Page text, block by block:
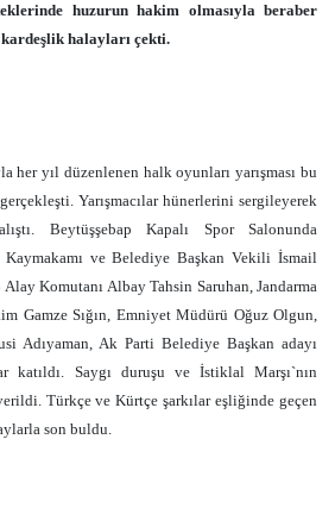
huzurun hakim olmasıyla beraber
halayları çekti.
her yıl düzenlenen halk oyunları yarışması bu
Yarışmacılar hünerlerini sergileyerek
Beytüşşebap Kapalı Spor Salonunda
Kaymakamı ve Belediye Başkan Vekili İsmail
Komutanı Albay Tahsin Saruhan, Jandarma
Gamze Sığın, Emniyet Müdürü Oğuz Olgun,
Adıyaman, Ak Parti Belediye Başkan adayı
katıldı. Saygı duruşu ve İstiklal Marşı`nın
Türkçe ve Kürtçe şarkılar eşliğinde geçen
son buldu.